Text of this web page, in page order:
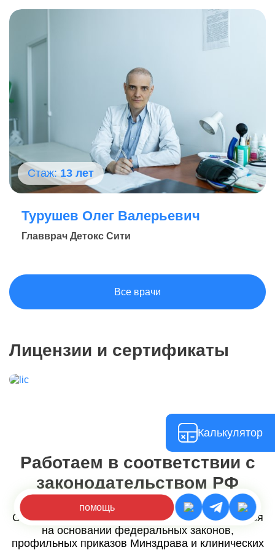
Стаж:13 лет
Турушев Олег Валерьевич
Главврач Детокс Сити
Все врачи
Лицензии и сертификаты
Работаем в соответствии с
законодательством РФ
Оказание медицинской помощи осуществляется
на основании федеральных законов,
профильных приказов Минздрава и клинических
Калькулятор
помощь